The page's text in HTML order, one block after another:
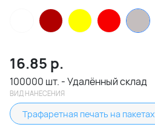
16.85 р.
100000 шт. - Удалённый склад
ВИД НАНЕСЕНИЯ
Трафаретная печать на пакетах